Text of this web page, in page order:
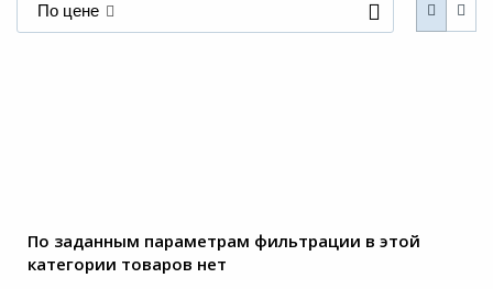
По цене
По заданным параметрам фильтрации в этой
категории товаров нет